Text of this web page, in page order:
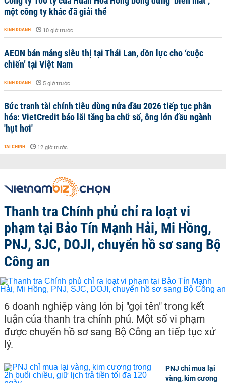
một công ty khác đã giải thể
KINH DOANH - 10 giờ trước
AEON bán mảng siêu thị tại Thái Lan, dồn lực cho ‘cuộc
chiến’ tại Việt Nam
KINH DOANH - 5 giờ trước
Bức tranh tài chính tiêu dùng nửa đầu 2026 tiếp tục phân
hóa: VietCredit báo lãi tăng ba chữ số, ông lớn đầu ngành
'hụt hơi'
TÀI CHÍNH - 12 giờ trước
Thanh tra Chính phủ chỉ ra loạt vi
phạm tại Bảo Tín Mạnh Hải, Mi Hồng,
PNJ, SJC, DOJI, chuyển hồ sơ sang Bộ
Công an
6 doanh nghiệp vàng lớn bị "gọi tên" trong kết
luận của thanh tra chính phủ. Một số vi phạm
được chuyển hồ sơ sang Bộ Công an tiếp tục xử
lý.
PNJ chỉ mua lại
vàng, kim cương